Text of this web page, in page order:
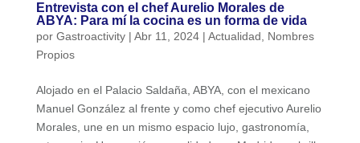
Entrevista con el chef Aurelio Morales de
ABYA: Para mí la cocina es un forma de vida
por Gastroactivity| Abr 11, 2024| Actualidad
Nombres
Propios
Alojado en el Palacio Saldaña, ABYA, con el mexicano
Manuel González al frente y como chef ejecutivo Aurelio
Morales, une en un mismo espacio lujo, gastronomía,